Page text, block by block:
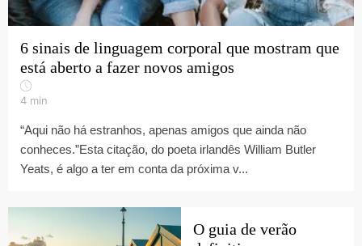
6 sinais de linguagem corporal que mostram que
está aberto a fazer novos amigos
4 min
“Aqui não há estranhos, apenas amigos que ainda não
conheces.”Esta citação, do poeta irlandês William Butler
Yeats, é algo a ter em conta da próxima v...
O guia de verão